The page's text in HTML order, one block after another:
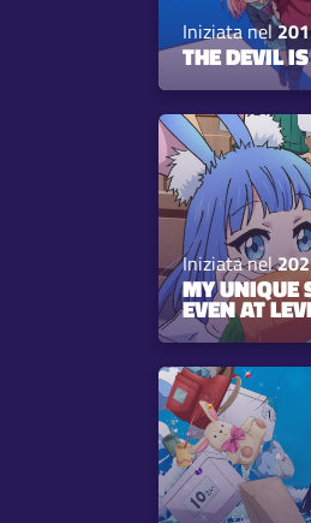
Iniziata nel
THE DEVIL
Iniziata nel
MY UNIQUE
EVEN AT